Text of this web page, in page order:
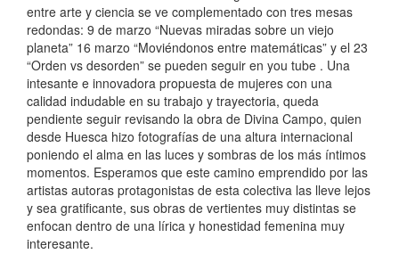
entre arte y ciencia se ve complementado con tres mesas
redondas: 9 de marzo “Nuevas miradas sobre un viejo
planeta” 16 marzo “Moviéndonos entre matemáticas” y el 23
“Orden vs desorden” se pueden seguir en you tube . Una
intesante e innovadora propuesta de mujeres con una
calidad indudable en su trabajo y trayectoria, queda
pendiente seguir revisando la obra de Divina Campo, quien
desde Huesca hizo fotografías de una altura internacional
poniendo el alma en las luces y sombras de los más íntimos
momentos. Esperamos que este camino emprendido por las
artistas autoras protagonistas de esta colectiva las lleve lejos
y sea gratificante, sus obras de vertientes muy distintas se
enfocan dentro de una lírica y honestidad femenina muy
interesante.